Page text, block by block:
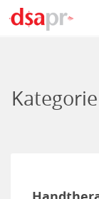
Kategorie